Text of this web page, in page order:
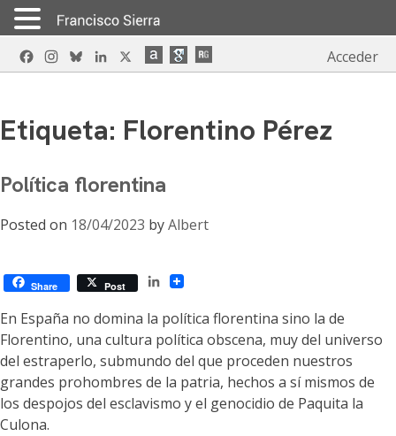
Skip
to
FacebookInstagram
BlueskyLinkedIn Acceder
Etiqueta: Florentino Pérez
Política florentina
Posted on 18/04/2023 byAlbert
Share Post
LinkedIn
En España no domina la política florentina sino la de
Florentino, una cultura política obscena, muy del universo
del estraperlo, submundo del que proceden nuestros
grandes prohombres de la patria, hechos a sí mismos de
los despojos del esclavismo y el genocidio de Paquita la
Culona.